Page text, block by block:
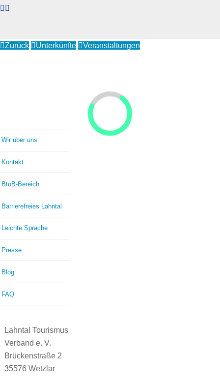
Zurück Unterkünfte Veranstaltungen
Wir über uns
Kontakt
BtoB-Bereich
Barrierefreies Lahntal
Leichte Sprache
Presse
Blog
FAQ
Lahntal Tourismus
Verband e. V.
Brückenstraße 2
35576 Wetzlar